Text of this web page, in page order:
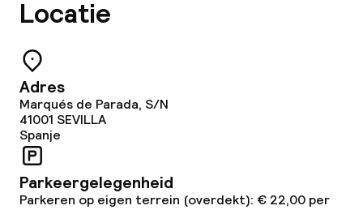
Lunch, vast menu
Diner, vast menu
Locatie
Adres
Marqués de Parada, S/N
41001 SEVILLA
Spanje
Parkeergelegenheid
Parkeren op eigen terrein (overdekt): € 22,00 per